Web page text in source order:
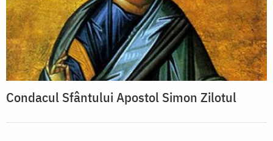
Condacul Sfântului Apostol Simon Zilotul